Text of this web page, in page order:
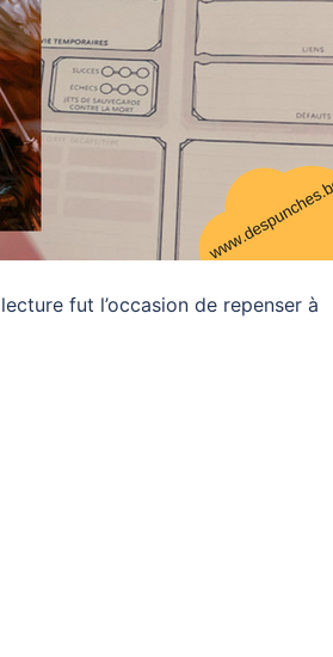
fut l’occasion de repenser à